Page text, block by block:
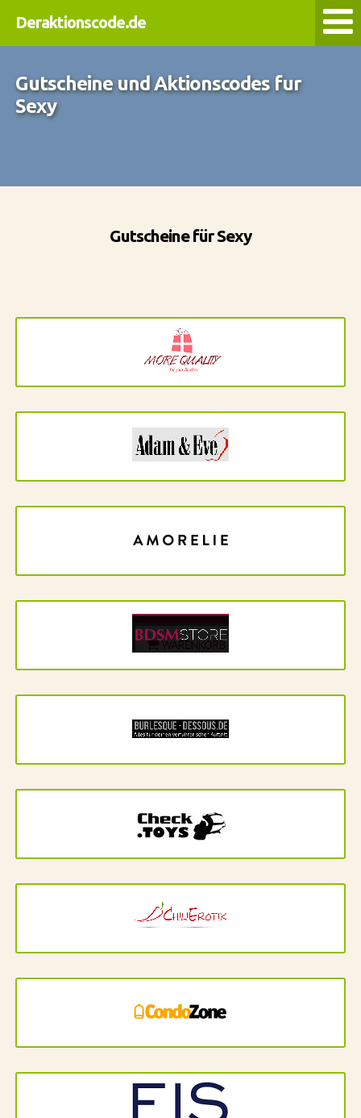
Deraktionscode.de
Gutscheine und Aktionscodes fur
Sexy
Gutscheine für Sexy